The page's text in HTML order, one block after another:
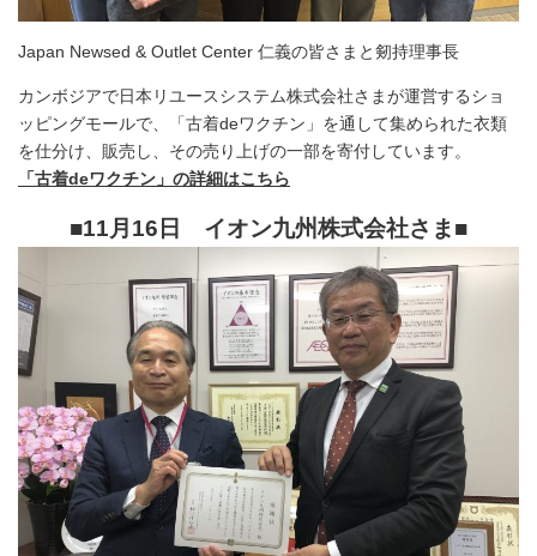
Japan Newsed & Outlet Center 仁義の皆さまと剱持理事長
カンボジアで日本リユースシステム株式会社さまが運営するショ
ッピングモールで、「古着deワクチン」を通して集められた衣類
を仕分け、販売し、その売り上げの一部を寄付しています。
「古着deワクチン」の詳細はこちら
■11月16日 イオン九州株式会社さま ■